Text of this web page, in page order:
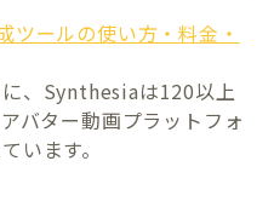
ールの使い方・料金・
、Synthesiaは120以上
バター動画プラットフォ
います。